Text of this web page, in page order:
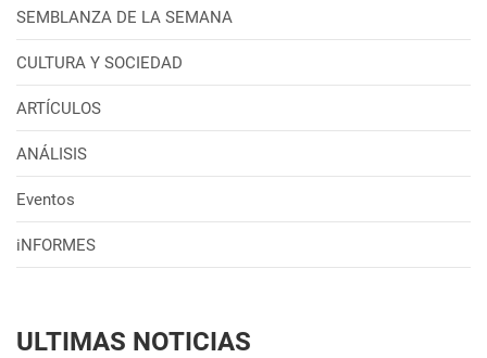
SEMBLANZA DE LA SEMANA
CULTURA Y SOCIEDAD
ARTÍCULOS
ANÁLISIS
Eventos
iNFORMES
ULTIMAS NOTICIAS